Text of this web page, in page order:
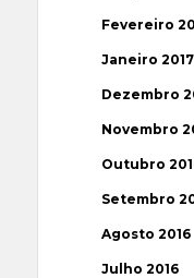
Fevereiro
Janeiro 2017
Dezembro
Novembro
Outubro
Setembro
Agosto 2016
Julho 2016